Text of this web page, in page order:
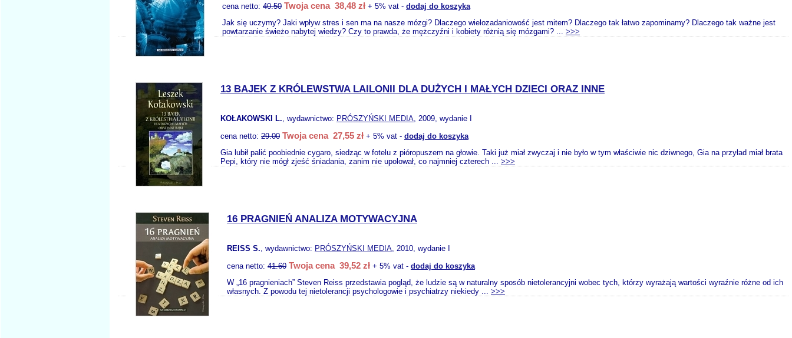
cena netto: 40.50 Twoja cena 38,48 zł + 5% vat - dodaj do koszyka
Jak się uczymy? Jaki wpływ stres i sen ma na nasze mózgi? Dlaczego wielozadaniowość jest mitem? Dlaczego tak łatwo zapominamy? Dlaczego tak ważne jest
powtarzanie świeżo nabytej wiedzy? Czy to prawda, że mężczyźni i kobiety różnią się mózgami? ... >>>
13 BAJEK Z KRÓLEWSTWA LAILONII DLA DUŻYCH I MAŁYCH DZIECI ORAZ INNE
KOŁAKOWSKI L., wydawnictwo: PRÓSZYŃSKI MEDIA, 2009, wydanie I
cena netto: 29.00 Twoja cena 27,55 zł + 5% vat - dodaj do koszyka
Gia lubił palić poobiednie cygaro, siedząc w fotelu z pióropuszem na głowie. Taki już miał zwyczaj i nie było w tym właściwie nic dziwnego, Gia na przyład miał brata
Pepi, który nie mógł zjeść śniadania, zanim nie upolował, co najmniej czterech ... >>>
16 PRAGNIEŃ ANALIZA MOTYWACYJNA
REISS S., wydawnictwo: PRÓSZYŃSKI MEDIA, 2010, wydanie I
cena netto: 41.60 Twoja cena 39,52 zł + 5% vat - dodaj do koszyka
W „16 pragnieniach” Steven Reiss przedstawia pogląd, że ludzie są w naturalny sposób nietolerancyjni wobec tych, którzy wyrażają wartości wyraźnie różne od ich
własnych. Z powodu tej nietolerancji psychologowie i psychiatrzy niekiedy ... >>>